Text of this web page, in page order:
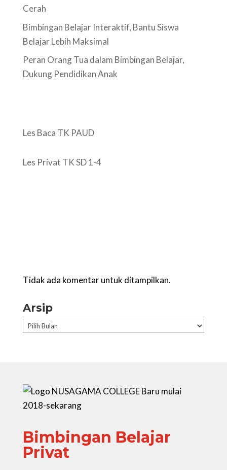
Cerah
Bimbingan Belajar Interaktif, Bantu Siswa
Belajar Lebih Maksimal
Peran Orang Tua dalam Bimbingan Belajar,
Dukung Pendidikan Anak
Les Baca TK PAUD
Les Privat TK SD 1-4
Tidak ada komentar untuk ditampilkan.
Arsip
Arsip
Bimbingan Belajar
Privat